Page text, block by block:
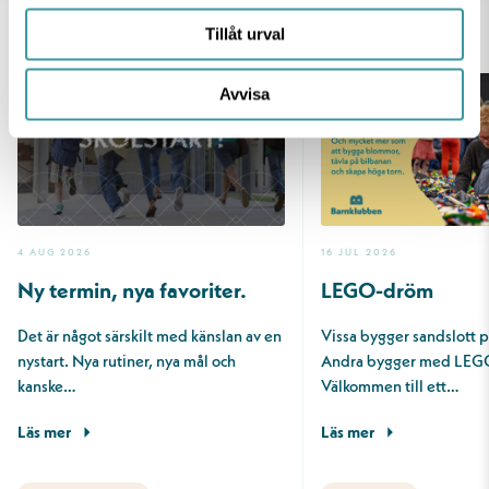
Tillåt urval
Avvisa
4 AUG 2026
Ny termin, nya favoriter.
Det är något särskilt med känslan av en
nystart. Nya rutiner, nya mål och
kanske…
Läs mer
16 JUL 2026
LEGO-dröm
Vissa bygger sandslott
Andra bygger med
Välkommen till ett…
Läs mer